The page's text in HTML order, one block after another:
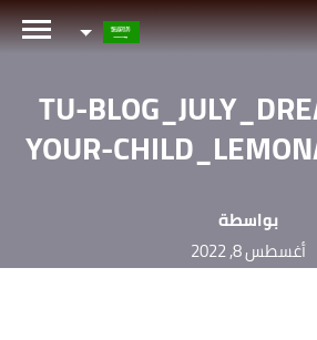
TU-
YOUR-
بواسطة
أغسطس 8, 2022
دوراتنا؟
بالتواصل معك قريباً!